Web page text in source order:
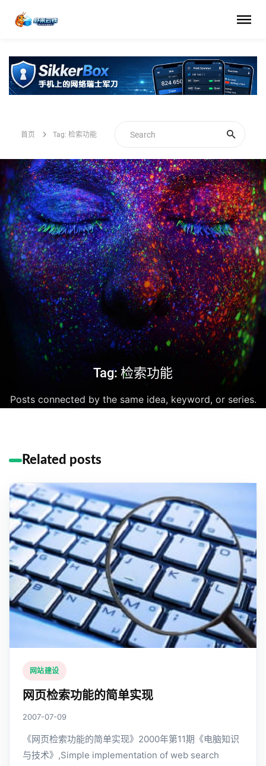
首页 Tag: 检索功能
Tag: 检索功能
Posts connected by the same idea, keyword, or series.
Related posts
网站建设
网页检索功能的简单实现
2007-07-09
《网页检索功能的简单实现》2000年第11期《电脑知识
与技术》,Simple implementation of web search